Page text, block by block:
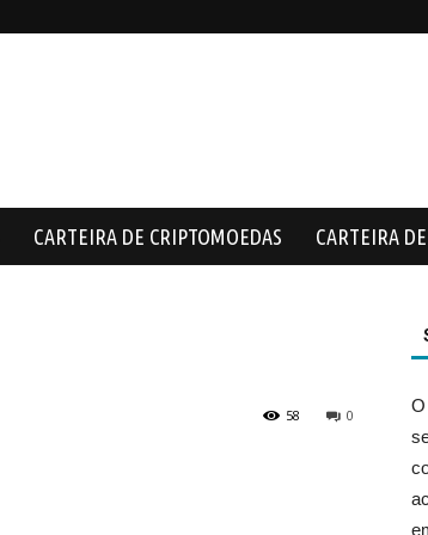
CARTEIRA DE CRIPTOMOEDAS CARTEIRA
0
58